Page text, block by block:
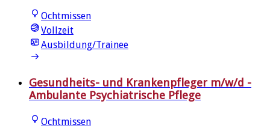
Ochtmissen
Vollzeit
Ausbildung/Trainee
Gesundheits- und Krankenpfleger m/w/d -
Ambulante Psychiatrische Pflege
Ochtmissen